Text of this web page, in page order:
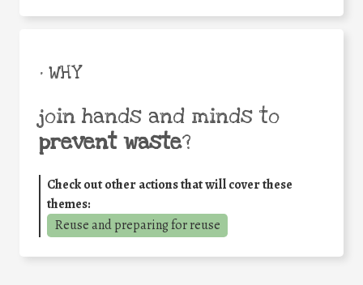
• WHY
join hands and minds to
prevent waste?
Check out other actions that will cover these
themes:
Reuse and preparing for reuse